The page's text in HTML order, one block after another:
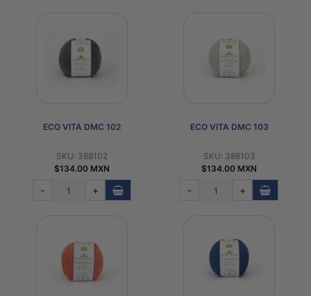
ECO VITA DMC 102
SKU: 388102
$134.00 MXN
- +
ECO VITA DMC 103
SKU: 388103
$134.00 MXN
- +